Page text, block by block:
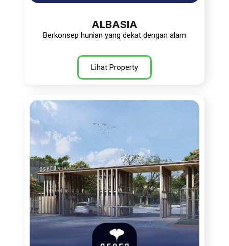
ALBASIA
Berkonsep hunian yang dekat dengan alam
Lihat Property